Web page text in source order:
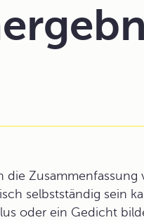
die
selbstständig sein
oder ein Gedicht